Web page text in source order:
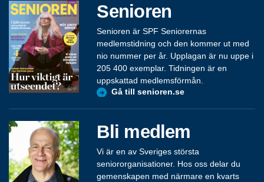
Senioren
Senioren är SPF Seniorernas
medlemstidning och den kommer ut med
nio nummer per år. Upplagan är nu uppe i
205 400 exemplar. Tidningen är en
uppskattad medlemsförmån.
Gå till senioren.se
Bli medlem
Vi är en av Sveriges största
seniororganisationer. Hos oss delar du
gemenskapen med närmare en kvarts